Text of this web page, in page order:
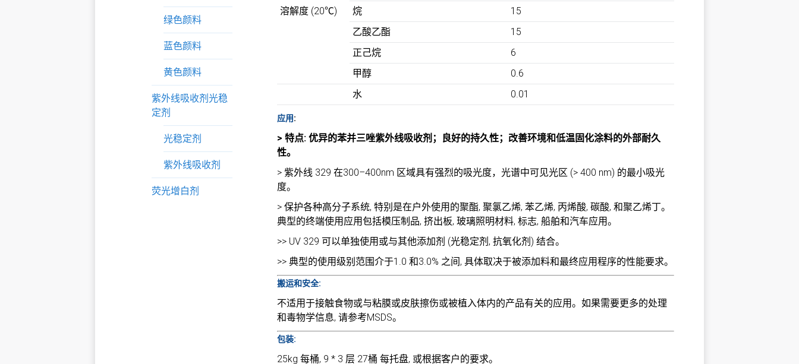
溶解度 (20℃)
烷
15
乙酸乙酯
15
正己烷
6
甲醇
0.6
水
0.01
应用:
> 特点: 优异的苯并三唑紫外线吸收剂；良好的持久性；改善环境和低温固化涂料的外部耐久
性。
> 紫外线 329 在300–400nm 区域具有强烈的吸光度，光谱中可见光区 (> 400 nm) 的最小吸光
度。
> 保护各种高分子系统, 特别是在户外使用的聚酯, 聚氯乙烯, 苯乙烯, 丙烯酸, 碳酸, 和聚乙烯丁。
典型的终端使用应用包括模压制品, 挤出板, 玻璃照明材料, 标志, 船舶和汽车应用。
>> UV 329 可以单独使用或与其他添加剂 (光稳定剂, 抗氧化剂) 结合。
>> 典型的使用级别范围介于1.0 和3.0% 之间, 具体取决于被添加料和最终应用程序的性能要求。
搬运和安全:
不适用于接触食物或与粘膜或皮肤擦伤或被植入体内的产品有关的应用。如果需要更多的处理
和毒物学信息, 请参考MSDS。
包装:
25kg 每桶, 9 * 3 层 27桶 每托盘, 或根据客户的要求。
绿色颜料
蓝色颜料
黄色颜料
紫外线吸收剂光稳
定剂
光稳定剂
紫外线吸收剂
荧光增白剂